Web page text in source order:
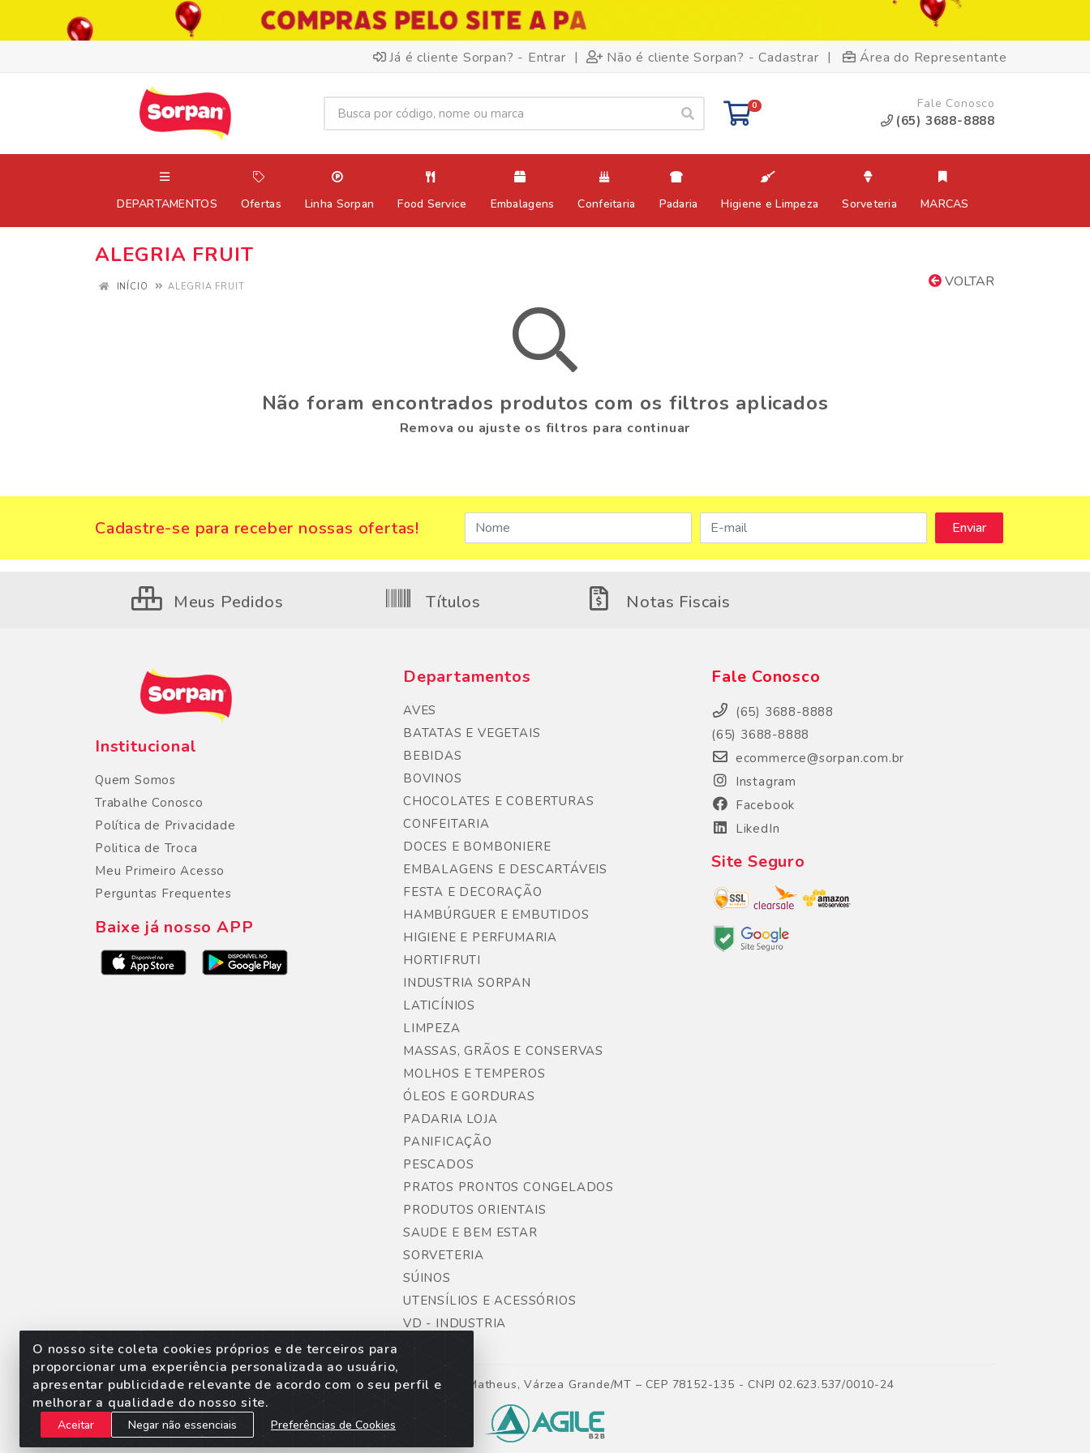
Já é cliente Sorpan? - Entrar | Não é cliente Sorpan? - Cadastrar | Área do Representante
0 Fale Conosco
(65) 3688-8888
DEPARTAMENTOS Ofertas Linha Sorpan Food Service Embalagens Confeitaria Padaria Higiene e Limpeza Sorveteria MARCAS
ALEGRIA FRUIT
VOLTAR
INÍCIO ALEGRIA FRUIT
Não foram encontrados produtos com os filtros aplicados
Remova ou ajuste os filtros para continuar
O nosso site coleta cookies próprios e de terceiros para
proporcionar uma experiência personalizada ao usuário,
apresentar publicidade relevante de acordo com o seu perfil e
melhorar a qualidade do nosso site.
Aceitar Negar não essenciais Preferências de Cookies
Cadastre-se para receber nossas ofertas!
Meus Pedidos Títulos Notas Fiscais
Institucional
Quem Somos
Trabalhe Conosco
Política de Privacidade
Politica de Troca
Meu Primeiro Acesso
Perguntas Frequentes
Baixe já nosso APP
Departamentos
AVES
BATATAS E VEGETAIS
BEBIDAS
BOVINOS
CHOCOLATES E COBERTURAS
CONFEITARIA
DOCES E BOMBONIERE
EMBALAGENS E DESCARTÁVEIS
FESTA E DECORAÇÃO
HAMBÚRGUER E EMBUTIDOS
HIGIENE E PERFUMARIA
HORTIFRUTI
INDUSTRIA SORPAN
LATICÍNIOS
LIMPEZA
MASSAS, GRÃOS E CONSERVAS
MOLHOS E TEMPEROS
ÓLEOS E GORDURAS
PADARIA LOJA
PANIFICAÇÃO
PESCADOS
PRATOS PRONTOS CONGELADOS
PRODUTOS ORIENTAIS
SAUDE E BEM ESTAR
SORVETERIA
SÚINOS
UTENSÍLIOS E ACESSÓRIOS
VD - INDUSTRIA
Fale Conosco
(65) 3688-8888
(65) 3688-8888
ecommerce@sorpan.com.br
Instagram
Facebook
LikedIn
Site Seguro
Sorpan - Rodovia dos Imigrantes, Lote 06, São Matheus, Várzea Grande/MT – CEP 78152-135 - CNPJ 02.623.537/0010-24